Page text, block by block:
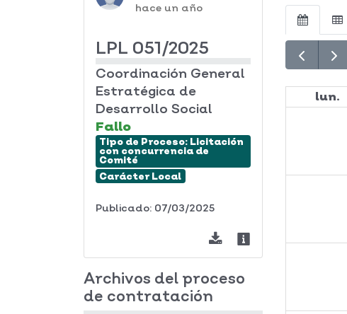
hace un año
LPL 051/2025
Coordinación General
Estratégica de
Desarrollo Social
Fallo
Tipo de Proceso: Licitación
con concurrencia de
Comité
Carácter Local
Publicado: 07/03/2025
Archivos del proceso
de contratación
lun.